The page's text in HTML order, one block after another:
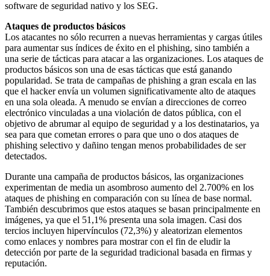
software de seguridad nativo y los SEG.
Ataques de productos básicos
Los atacantes no sólo recurren a nuevas herramientas y cargas útiles
para aumentar sus índices de éxito en el phishing, sino también a
una serie de tácticas para atacar a las organizaciones. Los ataques de
productos básicos son una de esas tácticas que está ganando
popularidad. Se trata de campañas de phishing a gran escala en las
que el hacker envía un volumen significativamente alto de ataques
en una sola oleada. A menudo se envían a direcciones de correo
electrónico vinculadas a una violación de datos pública, con el
objetivo de abrumar al equipo de seguridad y a los destinatarios, ya
sea para que cometan errores o para que uno o dos ataques de
phishing selectivo y dañino tengan menos probabilidades de ser
detectados.
Durante una campaña de productos básicos, las organizaciones
experimentan de media un asombroso aumento del 2.700% en los
ataques de phishing en comparación con su línea de base normal.
También descubrimos que estos ataques se basan principalmente en
imágenes, ya que el 51,1% presenta una sola imagen. Casi dos
tercios incluyen hipervínculos (72,3%) y aleatorizan elementos
como enlaces y nombres para mostrar con el fin de eludir la
detección por parte de la seguridad tradicional basada en firmas y
reputación.